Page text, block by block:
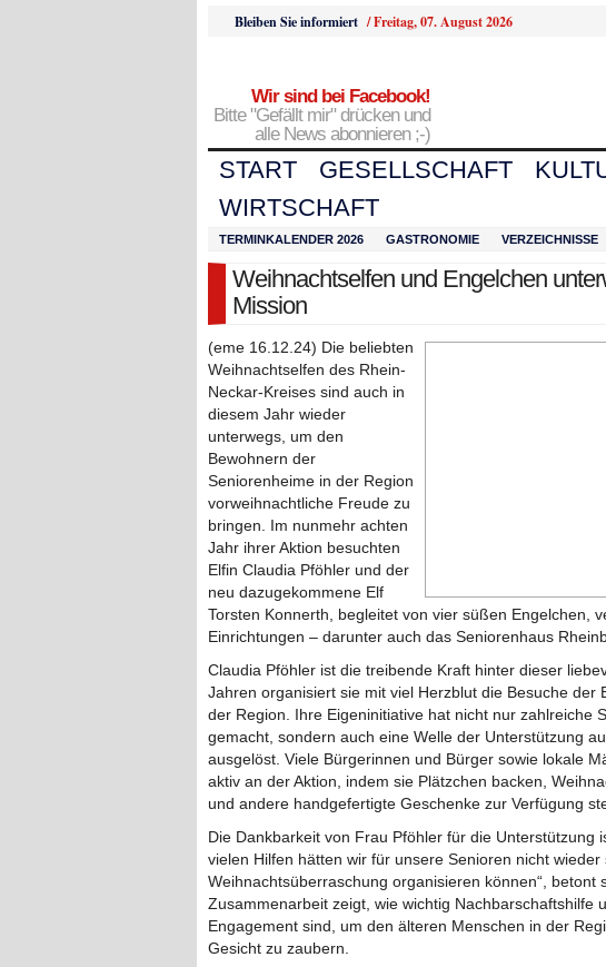
Bleiben Sie informiert /Freitag, 07. August 2026
Wir sind bei Facebook!
Bitte "Gefällt mir" drücken und
alle News abonnieren ;-)
START GESELLSCHAFT
WIRTSCHAFT
TERMINKALENDER 2026 GASTRONOMIE VERZEICHNISSE
Weihnachtselfen und Engelchen
Mission
(eme 16.12.24) Die beliebten
Weihnachtselfen des Rhein-
Neckar-Kreises sind auch in
diesem Jahr wieder
unterwegs, um den
Bewohnern der
Seniorenheime in der Region
vorweihnachtliche Freude zu
bringen. Im nunmehr achten
Jahr ihrer Aktion besuchten
Elfin Claudia Pföhler und der
neu dazugekommene Elf
Torsten Konnerth, begleitet von vier süßen Engelchen,
Einrichtungen – darunter auch das Seniorenhaus
Claudia Pföhler ist die treibende Kraft hinter dieser
Jahren organisiert sie mit viel Herzblut die Besuche der
der Region. Ihre Eigeninitiative hat nicht nur zahlreiche
gemacht, sondern auch eine Welle der Unterstützung
ausgelöst. Viele Bürgerinnen und Bürger sowie lokale
aktiv an der Aktion, indem sie Plätzchen backen,
und andere handgefertigte Geschenke zur Verfügung
Die Dankbarkeit von Frau Pföhler für die Unterstützung
vielen Hilfen hätten wir für unsere Senioren nicht wieder
Weihnachtsüberraschung organisieren können“, betont
Zusammenarbeit zeigt, wie wichtig Nachbarschaftshilfe
Engagement sind, um den älteren Menschen in der
Gesicht zu zaubern.